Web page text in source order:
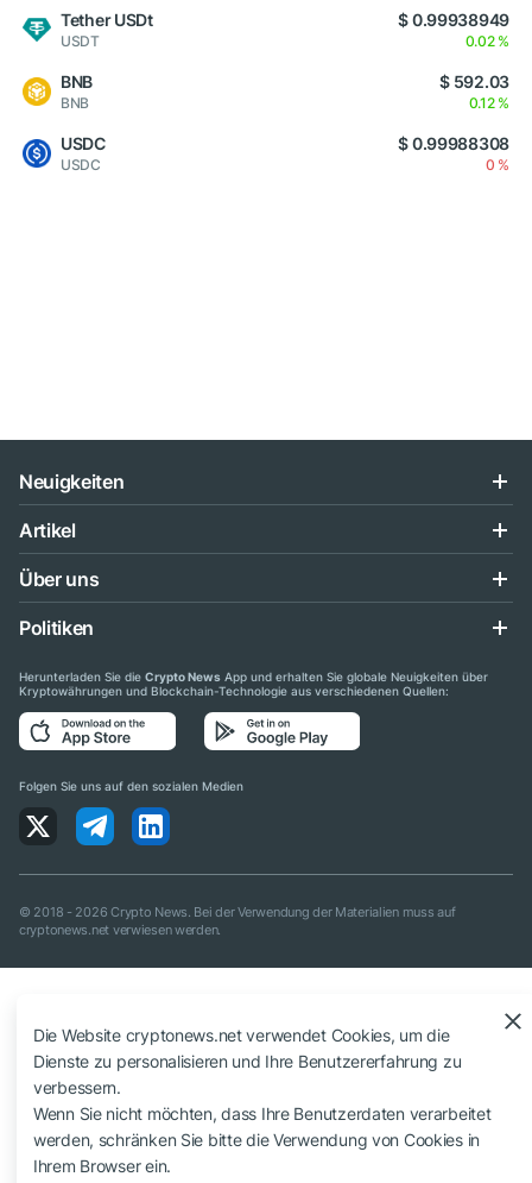
Tether USDt
USDT
$ 0.99938949
0.02 %
BNB
BNB
$ 592.03
0.12 %
USDC
USDC
$ 0.99988308
0 %
Neuigkeiten
Artikel
Über uns
Politiken
Herunterladen Sie die Crypto News App und erhalten Sie globale Neuigkeiten über
Kryptowährungen und Blockchain-Technologie aus verschiedenen Quellen:
Folgen Sie uns auf den sozialen Medien
© 2018 - 2026 Crypto News. Bei der Verwendung der Materialien muss auf
cryptonews.net verwiesen werden.
Die Website cryptonews.net verwendet Cookies, um die
Dienste zu personalisieren und Ihre Benutzererfahrung zu
verbessern.
Wenn Sie nicht möchten, dass Ihre Benutzerdaten verarbeitet
werden, schränken Sie bitte die Verwendung von Cookies in
Ihrem Browser ein.